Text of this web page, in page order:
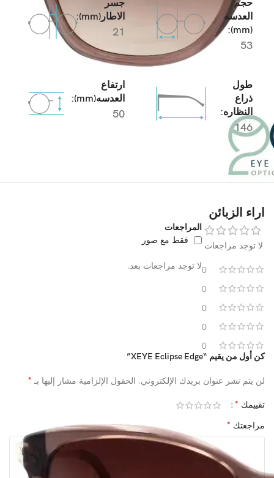
حجم
العدسه
(mm):
53
جسر
الاطار(mm):
21
طول
ذراع
النظاره:
146
ارتفاع
العدسه(mm):
50
اراء الزبائن
لا توجد مراجعات
0
0
0
0
0
المراجعات
فقط مع صور
لا توجد مراجعات بعد.
كن أول من يقيم “XEYE Eclipse Edge”
لن يتم نشر عنوان بريدك الإلكتروني. الحقول الإلزامية مشار إليها بـ *
تقييمك *
مراجعتك *